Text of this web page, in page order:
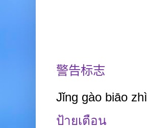
警告标志
Jǐng gào biāo zhì
ป้ายเตือน